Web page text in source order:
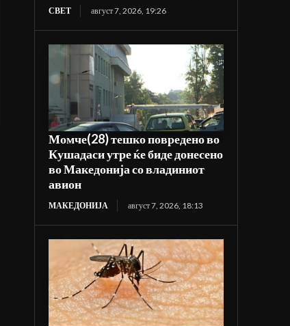
СВЕТ август 7, 2026, 19:26
Момче(28) тешко повредено во
Кушадаси утре ќе биде донесено
во Македонија со владиниот
авион
МАКЕДОНИЈА август 7, 2026, 18:13